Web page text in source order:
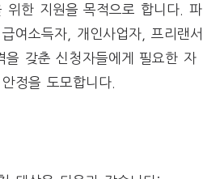
위한 지원을 목적으로 합니다. 파
여소득자, 개인사업자, 프리랜서
을 갖춘 신청자들에게 필요한 자
정을 도모합니다.